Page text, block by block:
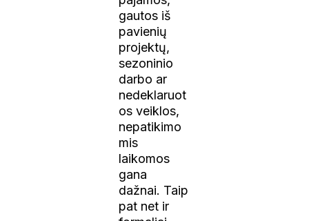
gautos iš
pavienių
projektų,
sezoninio
darbo ar
nedeklaruot
os veiklos,
nepatikimo
mis
laikomos
gana
dažnai. Taip
pat net ir